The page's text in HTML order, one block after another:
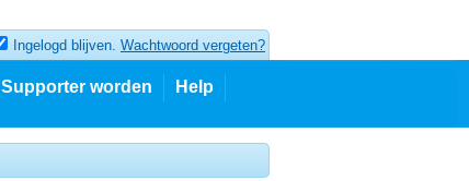
Ingelogd blijven. Wachtwoord vergeten?
Supporter worden Help